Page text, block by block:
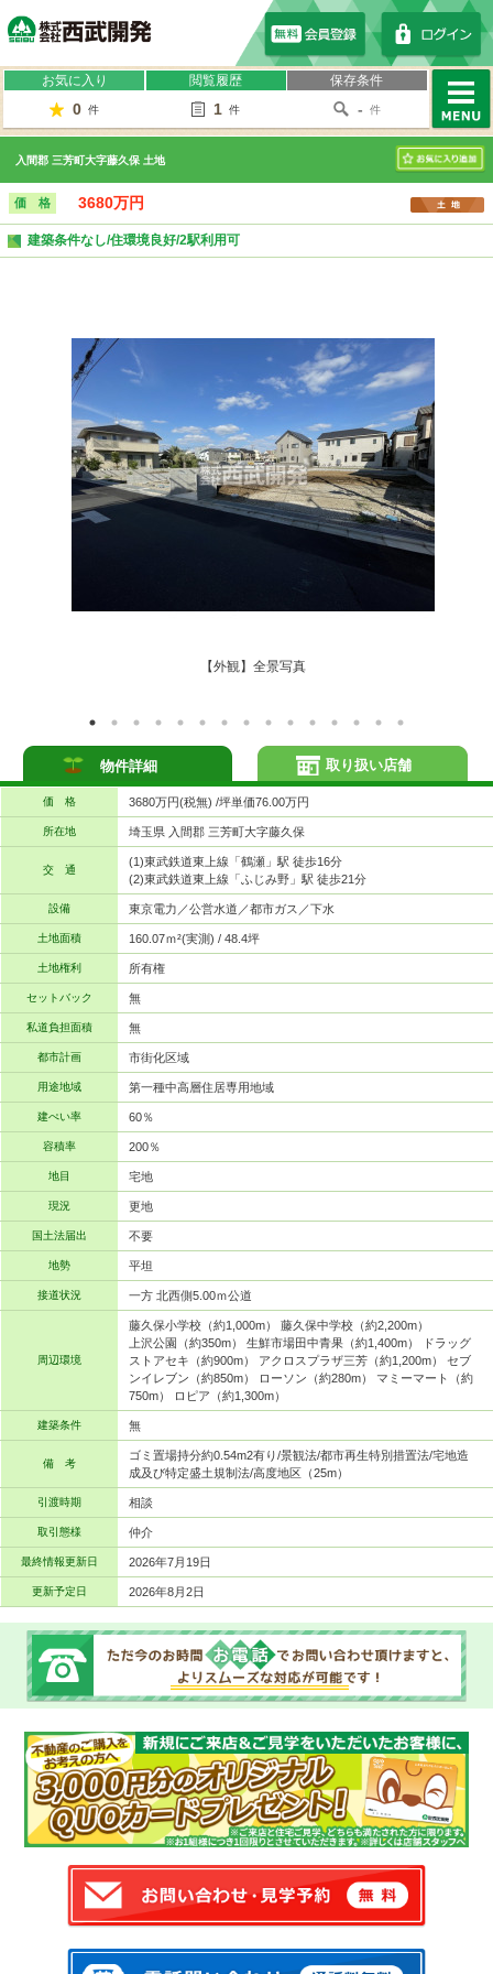
お気に入り
0 件
閲覧履歴
1 件
保存条件
- 件
MENU
入間郡 三芳町大字藤久保 土地
お気に入り
価 格 3680万円
建築条件なし/住環境良好/2駅利用可
【外観】全景写真
物件詳細
価 格 3680万円(税無) /坪単価76.00万円
所在地 埼玉県 入間郡 三芳町大字藤久保
交 通
(1)東武鉄道東上線「鶴瀬」駅 徒歩16分
(2)東武鉄道東上線「ふじみ野」駅 徒歩21分
設備 東京電力／公営水道／都市ガス／下水
土地面積 160.07ｍ²(実測) / 48.4坪
土地権利 所有権
セットバック 無
私道負担面積 無
都市計画 市街化区域
用途地域 第一種中高層住居専用地域
建ぺい率 60％
容積率 200％
地目 宅地
現況 更地
国土法届出 不要
地勢 平坦
接道状況 一方 北西側5.00ｍ公道
周辺環境
藤久保小学校（約1,000m） 藤久保中学校（約2,200m）
上沢公園（約350m） 生鮮市場田中青果（約1,400m） ドラッグ
ストアセキ（約900m） アクロスプラザ三芳（約1,200m） セブ
ンイレブン（約850m） ローソン（約280m） マミーマート（約
750m） ロピア（約1,300m）
建築条件 無
備 考
ゴミ置場持分約0.54m2有り/景観法/都市再生特別措置法/宅地造
成及び特定盛土規制法/高度地区（25m）
引渡時期 相談
取引態様 仲介
最終情報更新日 2026年7月19日
更新予定日 2026年8月2日
取り扱い店舗